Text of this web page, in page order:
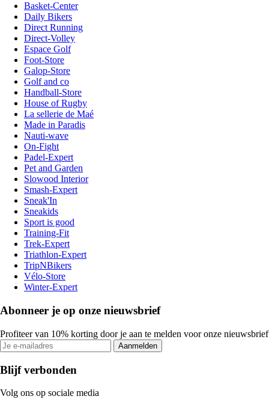
Basket-Center
Daily Bikers
Direct Running
Direct-Volley
Espace Golf
Foot-Store
Galop-Store
Golf and co
Handball-Store
House of Rugby
La sellerie de Maé
Made in Paradis
Nauti-wave
On-Fight
Padel-Expert
Pet and Garden
Slowood Interior
Smash-Expert
Sneak'In
Sneakids
Sport is good
Training-Fit
Trek-Expert
Triathlon-Expert
TripNBikers
Vélo-Store
Winter-Expert
Abonneer je op onze nieuwsbrief
Profiteer van 10% korting door je aan te melden voor onze nieuwsbrief
Aanmelden
Blijf verbonden
Volg ons op sociale media